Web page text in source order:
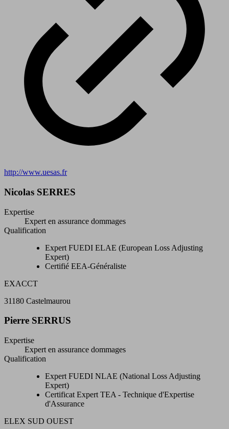
http://www.uesas.fr
Nicolas SERRES
Expertise
Expert en assurance dommages
Qualification
Expert FUEDI ELAE (European Loss Adjusting
Expert)
Certifié EEA-Généraliste
EXACCT
31180 Castelmaurou
Pierre SERRUS
Expertise
Expert en assurance dommages
Qualification
Expert FUEDI NLAE (National Loss Adjusting
Expert)
Certificat Expert TEA - Technique d'Expertise
d'Assurance
ELEX SUD OUEST